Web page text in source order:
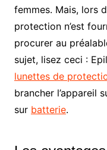
femmes. Mais, lors
protection n’est
procurer au
sujet, lisez ceci :
lunettes de
brancher l’appareil
sur batterie.